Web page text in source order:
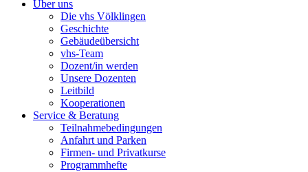
Über uns
Die vhs Völklingen
Geschichte
Gebäudeübersicht
vhs-Team
Dozent/in werden
Unsere Dozenten
Leitbild
Kooperationen
Service & Beratung
Teilnahmebedingungen
Anfahrt und Parken
Firmen- und Privatkurse
Programmhefte